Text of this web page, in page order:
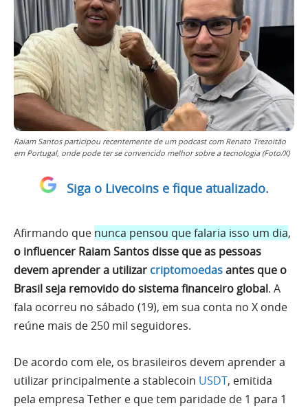
Raiam Santos participou recentemente de um podcast com Renato Trezoitão
em Portugal, onde pode ter se convencido melhor sobre a tecnologia (Foto/X)
Siga o Livecoins e fique atualizado.
Afirmando que nunca pensou que falaria isso um dia,
o influencer Raiam Santos disse que as pessoas
devem aprender a utilizar criptomoedasantes que o
Brasil seja removido do sistema financeiro global. A
fala ocorreu no sábado (19), em sua conta no X onde
reúne mais de 250 mil seguidores.
De acordo com ele, os brasileiros devem aprender a
utilizar principalmente a stablecoin USDT, emitida
pela empresa Tether e que tem paridade de 1 para 1